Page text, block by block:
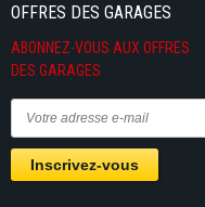
OFFRES DES GARAGES
ABONNEZ-VOUS AUX OFFRES
DES GARAGES